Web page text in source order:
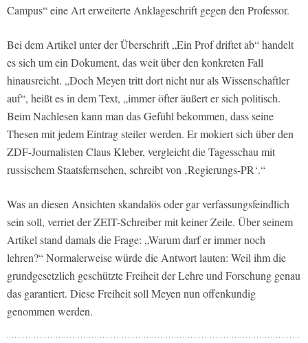
Campus“ eine Art erweiterte Anklageschrift gegen den Professor.
Bei dem Artikel unter der Überschrift „Ein Prof driftet ab“ handelt
es sich um ein Dokument, das weit über den konkreten Fall
hinausreicht. „Doch Meyen tritt dort nicht nur als Wissenschaftler
auf“, heißt es in dem Text, „immer öfter äußert er sich politisch.
Beim Nachlesen kann man das Gefühl bekommen, dass seine
Thesen mit jedem Eintrag steiler werden. Er mokiert sich über den
ZDF-Journalisten Claus Kleber, vergleicht die Tagesschau mit
russischem Staatsfernsehen, schreibt von ‚Regierungs-PR‘.“
Was an diesen Ansichten skandalös oder gar verfassungsfeindlich
sein soll, verriet der ZEIT-Schreiber mit keiner Zeile. Über seinem
Artikel stand damals die Frage: „Warum darf er immer noch
lehren?“ Normalerweise würde die Antwort lauten: Weil ihm die
grundgesetzlich geschützte Freiheit der Lehre und Forschung genau
das garantiert. Diese Freiheit soll Meyen nun offenkundig
genommen werden.